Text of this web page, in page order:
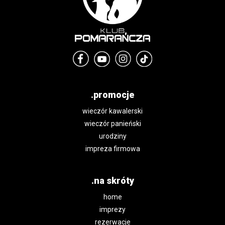
.promocje
wieczór kawalerski
wieczór panieński
urodziny
impreza firmowa
.na skróty
home
imprezy
rezerwacje